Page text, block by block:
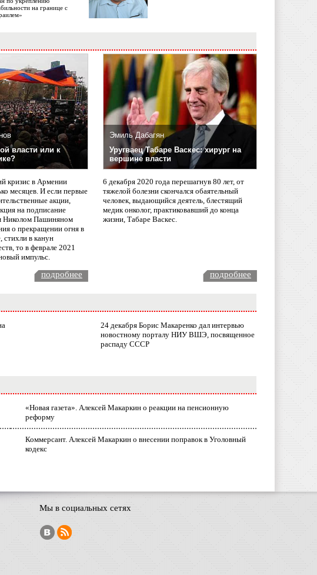
на границе с
власти или к
кризис в Армении
месяцев. И если первые
акции,
на подписание
Николом Пашиняном
о прекращении огня в
стихли в канун
то в феврале 2021
импульс.
Эмиль Дабагян
Уругваец Табаре Васкес: хирург на
вершине власти
6 декабря 2020 года перешагнув 80 лет, от
тяжелой болезни скончался обаятельный
человек, выдающийся деятель, блестящий
медик онколог, практиковавший до конца
жизни, Табаре Васкес.
подробнее подробнее
24 декабря Борис Макаренко дал интервью
новостному порталу НИУ ВШЭ, посвященное
распаду СССР
«Новая газета». Алексей Макаркин о реакции на пенсионную
реформу
Коммерсант. Алексей Макаркин о внесении поправок в Уголовный
кодекс
Мы в социальных сетях